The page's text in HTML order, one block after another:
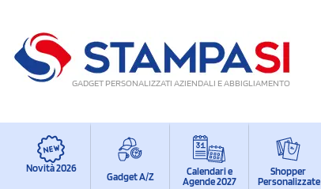
GADGET PERSONALIZZATI AZIENDALI E ABBIGLIAMENTO
Novità 2026
Gadget A/Z
Calendari e
Agende 2027
Shopper
Personalizzate